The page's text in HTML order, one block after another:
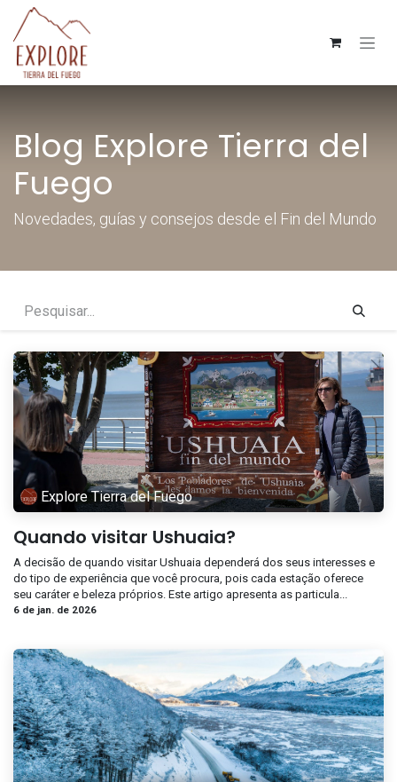
Pular para o conteúdo
Blog Explore Tierra del
Fuego
Novedades, guías y consejos desde el Fin del Mundo
Explore Tierra del Fuego
Quando visitar Ushuaia?
A decisão de quando visitar Ushuaia dependerá dos seus interesses e
do tipo de experiência que você procura, pois cada estação oferece
seu caráter e beleza próprios. Este artigo apresenta as particula...
6 de jan. de 2026